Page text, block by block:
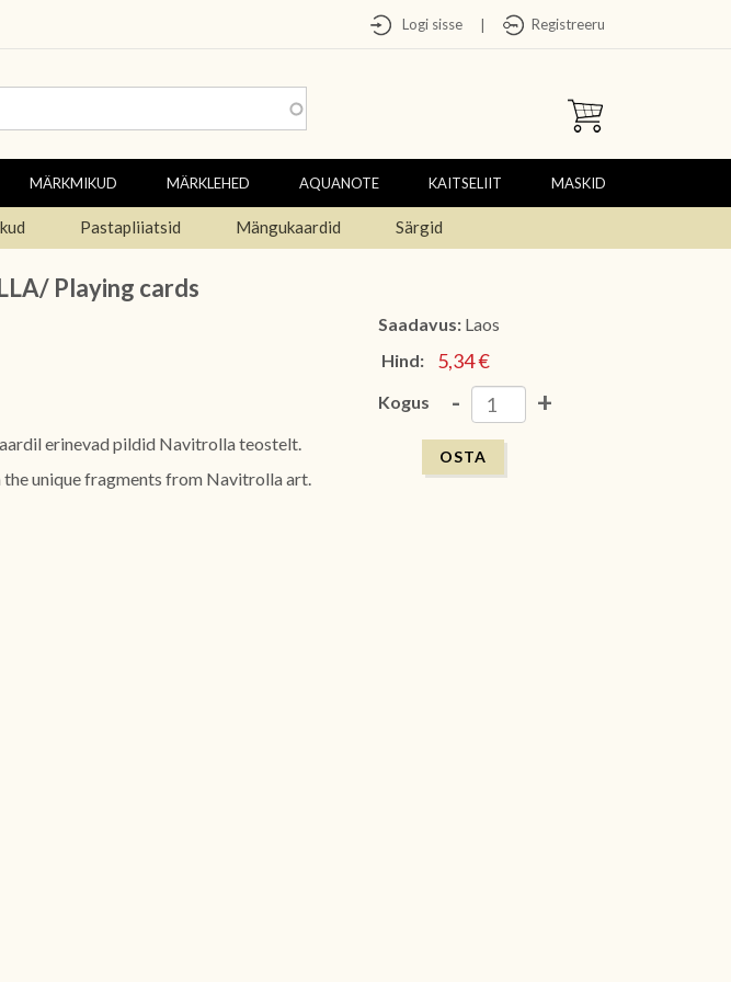
Logi sisse Registreeru
MÄRKMIKUD MÄRKLEHED AQUANOTE KAITSELIIT MASKID
Pastapliiatsid Mängukaardid Särgid
Playing cards
erinevad pildid Navitrolla teostelt.
unique fragments from Navitrolla art.
Saadavus: Laos
Hind:
5,34 €
Kogus - +